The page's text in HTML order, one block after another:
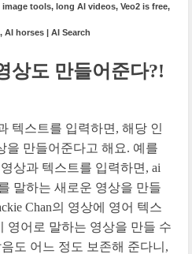
tools, long AI videos, Veo2 is free,
horses | AI Search
상도 만들어준다?!
텍스트를 입력하면, 해당 인
을 만들어준다고 해요. 예를
상과 텍스트를 입력하면, ai
말하는 새로운 영상을 만들
Chan의 영상에 영어 텍스
영어로 말하는 영상을 만들 수
도 어느 정도 보존해 준다니,